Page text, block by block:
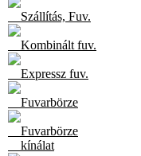
Szállítás, Fuv.
Kombinált fuv.
Expressz fuv.
Fuvarbörze
Fuvarbörze
kínálat